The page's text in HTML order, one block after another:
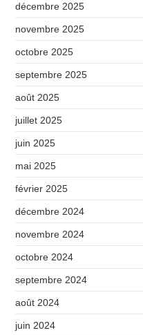
décembre 2025
novembre 2025
octobre 2025
septembre 2025
août 2025
juillet 2025
juin 2025
mai 2025
février 2025
décembre 2024
novembre 2024
octobre 2024
septembre 2024
août 2024
juin 2024